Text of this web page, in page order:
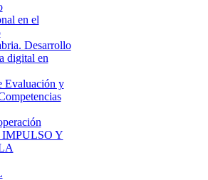
en el
Desarrollo
digital en
Evaluación y
IMPULSO Y